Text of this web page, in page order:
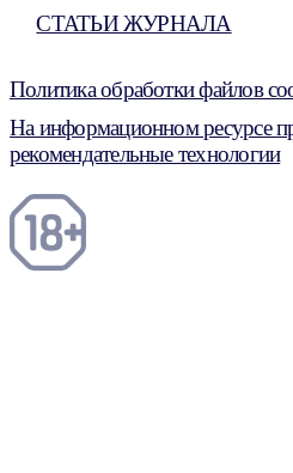
СТАТЬИ ЖУРНАЛА
Политика обработки файлов
На информационном ресурсе
рекомендательные технологии